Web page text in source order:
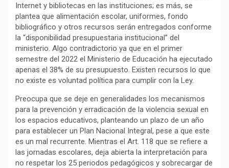
Internet y bibliotecas en las instituciones; es más, se
plantea que alimentación escolar, uniformes, fondo
bibliográfico y otros recursos serán entregados conforme
la “disponibilidad presupuestaria institucional” del
ministerio. Algo contradictorio ya que en el primer
semestre del 2022 el Ministerio de Educación ha ejecutado
apenas el 38% de su presupuesto. Existen recursos lo que
no existe es voluntad política para cumplir con la Ley.
Preocupa que se deje en generalidades los mecanismos
para la prevención y erradicación de la violencia sexual en
los espacios educativos, planteando un plazo de un año
para establecer un Plan Nacional Integral, pese a que este
es un mal recurrente. Mientras el Art. 118 que se refiere a
las jornadas escolares, deja abierta la interpretación para
no respetar los 25 periodos pedagógicos y sobrecargar de